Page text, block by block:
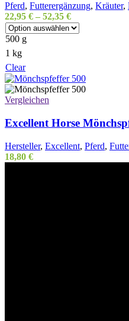
Pferd, Futterergänzung, Kräuter,
22,95 € – 52,35 €
500 g
1 kg
Clear
Vergleichen
Excellent Horse
Hersteller, Excellent, Pferd,
18,80 €